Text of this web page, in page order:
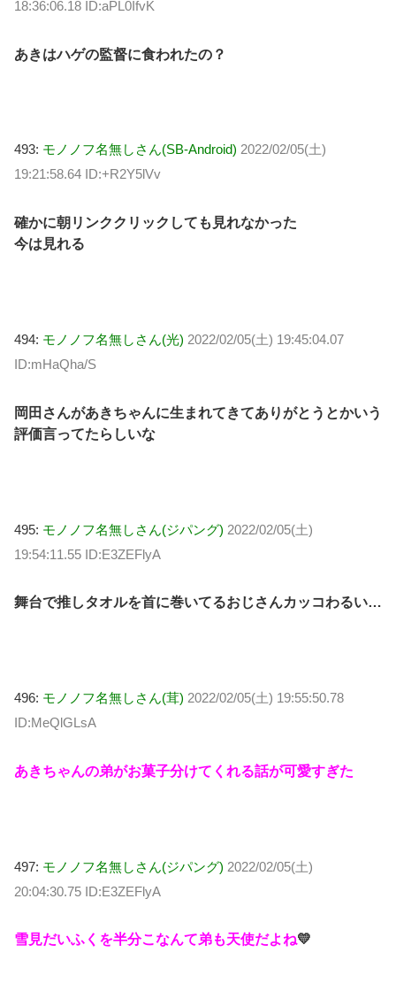
18:36:06.18 ID:aPL0IfvK
あきはハゲの監督に食われたの？
493: モノノフ名無しさん(SB-Android) 2022/02/05(土)
19:21:58.64 ID:+R2Y5lVv
確かに朝リンククリックしても見れなかった
今は見れる
494: モノノフ名無しさん(光) 2022/02/05(土) 19:45:04.07
ID:mHaQha/S
岡田さんがあきちゃんに生まれてきてありがとうとかいう
評価言ってたらしいな
495: モノノフ名無しさん(ジパング) 2022/02/05(土)
19:54:11.55 ID:E3ZEFlyA
舞台で推しタオルを首に巻いてるおじさんカッコわるい…
496: モノノフ名無しさん(茸) 2022/02/05(土) 19:55:50.78
ID:MeQlGLsA
あきちゃんの弟がお菓子分けてくれる話が可愛すぎた
497: モノノフ名無しさん(ジパング) 2022/02/05(土)
20:04:30.75 ID:E3ZEFlyA
雪見だいふくを半分こなんて弟も天使だよね💛